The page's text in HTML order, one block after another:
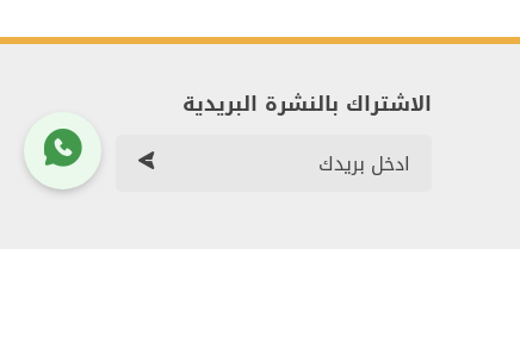
الاشتراك بالنشرة البريدية